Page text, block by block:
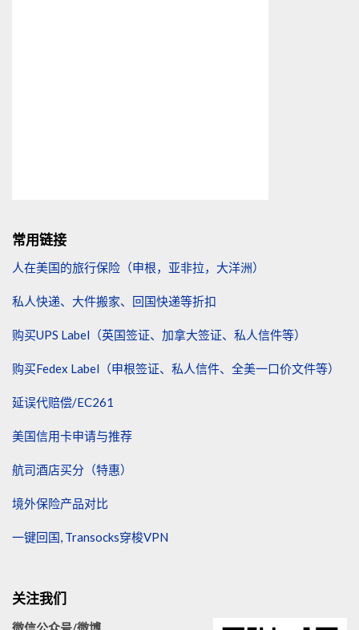
常用链接
人在美国的旅行保险（申根，亚非拉，大洋洲）
私人快递、大件搬家、回国快递等折扣
购买UPS Label（英国签证、加拿大签证、私人信件等）
购买Fedex Label（申根签证、私人信件、全美一口价文件等）
延误代赔偿/EC261
美国信用卡申请与推荐
航司酒店买分（特惠）
境外保险产品对比
一键回国, Transocks穿梭VPN
关注我们